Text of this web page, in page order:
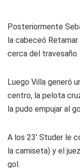
Posteriormente
la cabeceó
cerca del
Luego Villa generó
centro, la pelota
la pudo empujar al
A los 23' Studer le
la camiseta) y el
gol.